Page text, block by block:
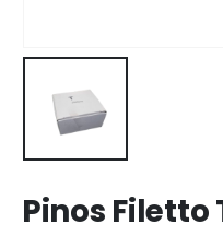
Pinos Filetto